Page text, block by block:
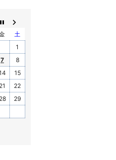
土
1
7
8
15
21
22
28
29